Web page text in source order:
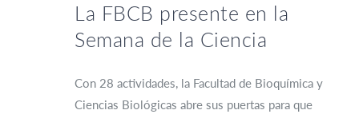
La FBCB presente en la
Semana de la Ciencia
Con 28 actividades, la Facultad de Bioquímica y
Ciencias Biológicas abre sus puertas para que